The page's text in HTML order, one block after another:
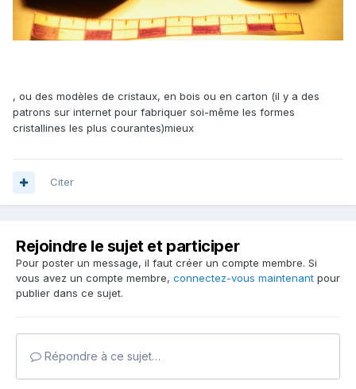
terminez avec des faces qui ont un angle plus grand aux
endroits où seulement trois troncatures convergent vers un
sommet "hérité" du dodécaèdre initial, un angle plus petit
convergent vers un sommet qui est le centre d'une face
losange du dodécaèdre initial. C'est pourquoi vous vous
, ou des modèles de cristaux, en bois ou en carton (il y a des
patrons sur internet pour fabriquer soi-même les formes
cristallines les plus courantes)mieux
Citer
Rejoindre le sujet et participer
Pour poster un message, il faut créer un compte membre. Si
vous avez un compte membre, connectez-vous maintenant pour
publier dans ce sujet.
Répondre à ce sujet…